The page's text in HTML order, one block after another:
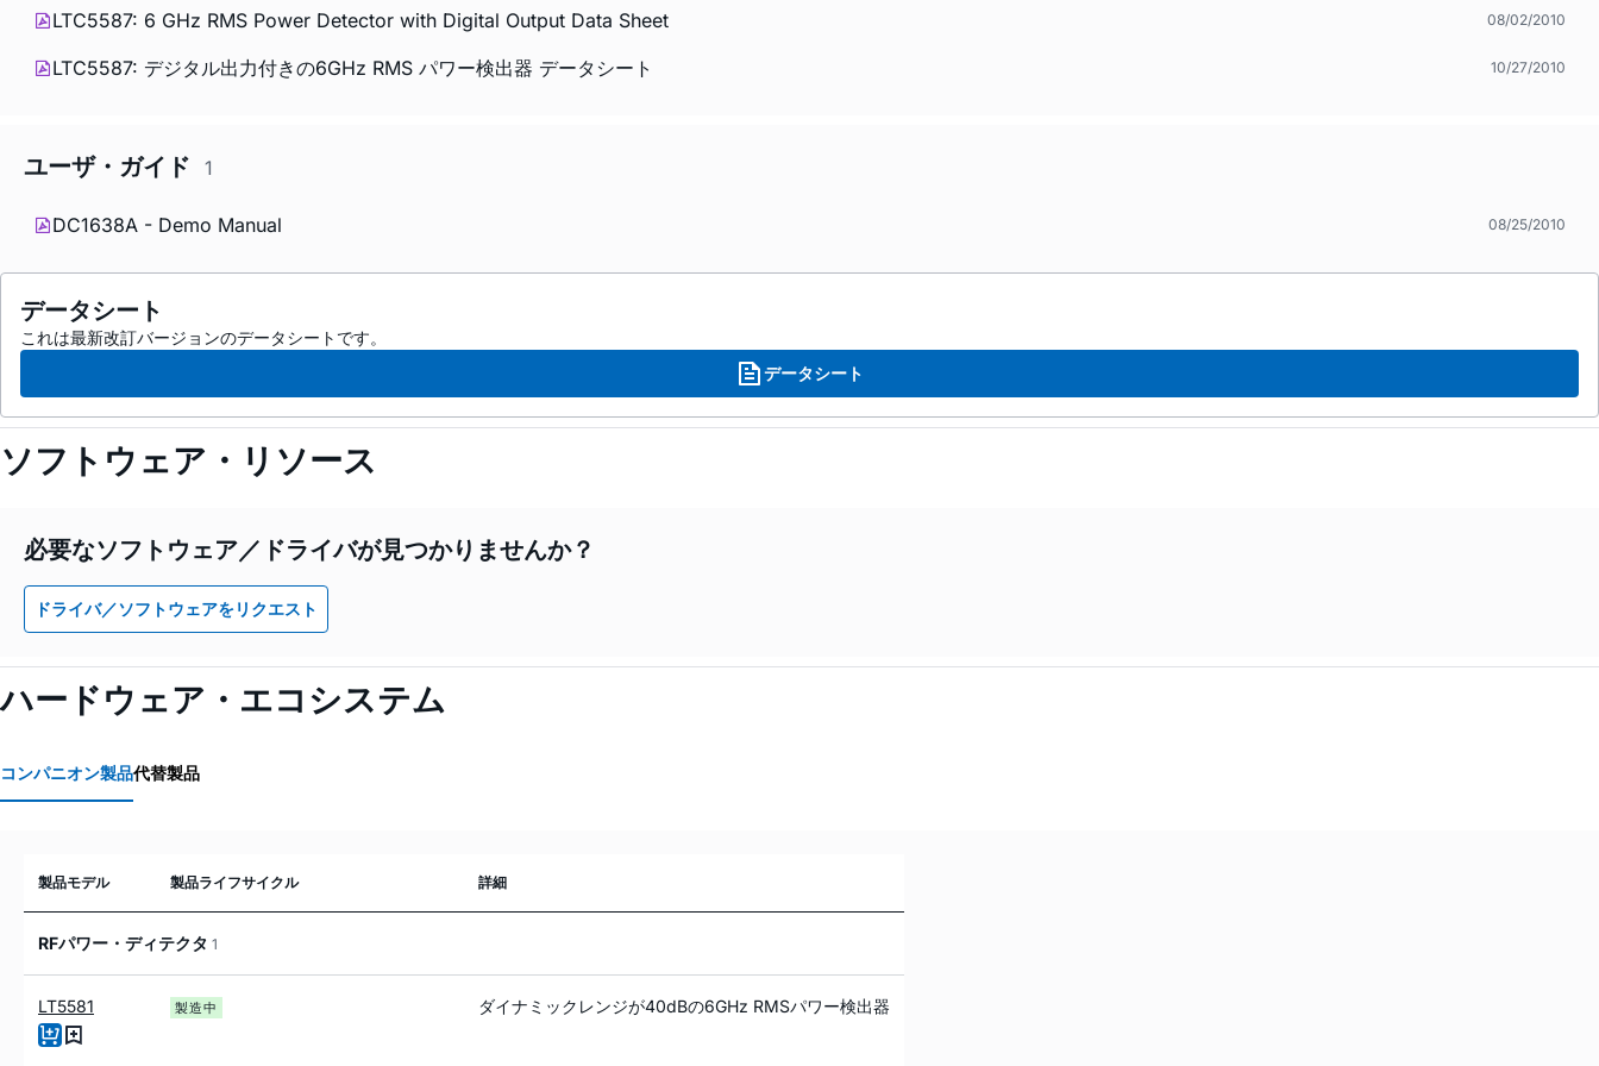
LTC5587: 6 GHz RMS Power Detector with Digital Output Data Sheet 08/02/2010
LTC5587: デジタル出力付きの6GHz RMS パワー検出器 データシート 10/27/2010
ユーザ・ガイド 1
DC1638A - Demo Manual 08/25/2010
データシート
これは最新改訂バージョンのデータシートです。
データシート
ソフトウェア・リソース
必要なソフトウェア／ドライバが見つかりませんか？
ドライバ／ソフトウェアをリクエスト
ハードウェア・エコシステム
コンパニオン製品代替製品
製品モデル 製品ライフサイクル 詳細
RFパワー・ディテクタ 1
LT5581 製造中 ダイナミックレンジが40dBの6GHz RMSパワー検出器